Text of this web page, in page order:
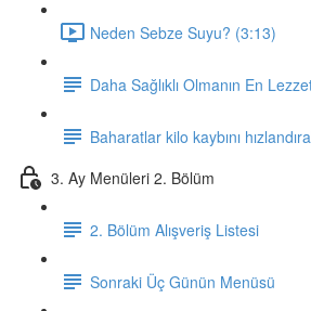
Neden Sebze Suyu? (3:13)
Daha Sağlıklı Olmanın En
Baharatlar kilo kaybını
3. Ay Menüleri 2. Bölüm
2. Bölüm Alışveriş Listesi
Sonraki Üç Günün Menüsü